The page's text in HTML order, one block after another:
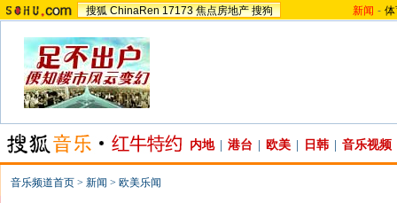
搜狐 ChinaRen 17173 焦点房地产 搜狗 新闻 -
内地 港台 欧美 日韩 音乐视频
音乐频道首页 > 新闻 > 欧美乐闻